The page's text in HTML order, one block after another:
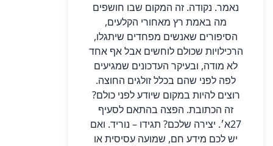
נאמר. נקודה. זה המקום שבו חושפים
מה באמת רץ מאחורי הקלעים,
הסיפורים שאנשים מפחדים שיתגלו,
הרכילויות שכולם לוחשים אבל אף אחד
לא מודה, ובעיקר העדכונים שמגיעים
לפה לפני שהם בכלל זולגים החוצה.
רוצים להיות במקום שיודע לפני כולם?
זה הכתובת. הפצה בהתאם לסעיף
27א׳. יצירה שלכם? תגידו – נוריד. ואם
יש לכם מידע חם, שמועה עסיסית או